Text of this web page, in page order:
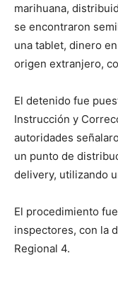
marihuana,
se encontraron
una tablet, dinero
origen extranjero,
El detenido fue
Instrucción y
autoridades
un punto de
delivery, utilizando
El procedimiento
inspectores, con la
Regional 4.